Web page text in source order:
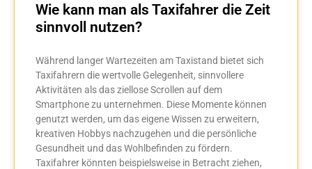
Wie kann man als Taxifahrer die Zeit
sinnvoll nutzen?
Während langer Wartezeiten am Taxistand bietet sich
Taxifahrern die wertvolle Gelegenheit, sinnvollere
Aktivitäten als das ziellose Scrollen auf dem
Smartphone zu unternehmen. Diese Momente können
genutzt werden, um das eigene Wissen zu erweitern,
kreativen Hobbys nachzugehen und die persönliche
Gesundheit und das Wohlbefinden zu fördern.
Taxifahrer könnten beispielsweise in Betracht ziehen,